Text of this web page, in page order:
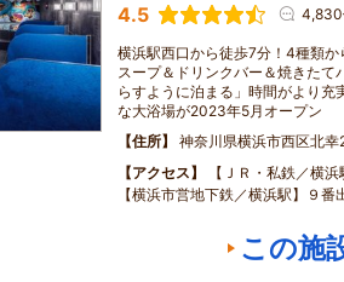
4.5
横浜駅西口から徒歩7分！4種類
スープ＆ドリンクバー＆焼きたて
らすように泊まる」時間がより充
な大浴場が2023年5月オープン
住所
神奈川県横浜市西区北
アクセス
【ＪＲ・私鉄／横
【横浜市営地下鉄／横浜駅】９
この施